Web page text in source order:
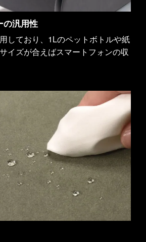
の汎用性
しており、1Lのペットボトルや紙
イズが合えばスマートフォンの収